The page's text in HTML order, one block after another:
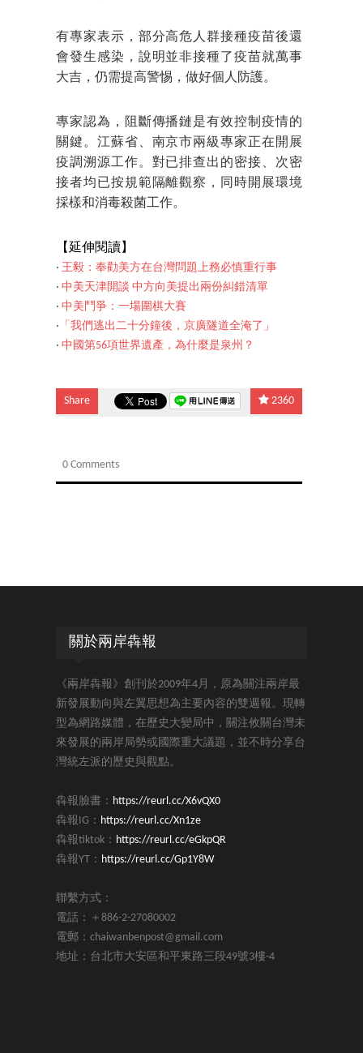
有專家表示，部分高危人群接種疫苗後還
會發生感染，說明並非接種了疫苗就萬事
大吉，仍需提高警惕，做好個人防護。
專家認為，阻斷傳播鏈是有效控制疫情的
關鍵。江蘇省、南京市兩級專家正在開展
疫調溯源工作。對已排查出的密接、次密
接者均已按規範隔離觀察，同時開展環境
採樣和消毒殺菌工作。
【延伸閱讀】
‧ 王毅：奉勸美方在台灣問題上務必慎重行事
‧ 中美天津開談 中方向美提出兩份糾錯清單
‧ 中美鬥爭：一場圍棋大賽
‧ 「我們逃出二十分鐘後，京廣隧道全淹了」
‧ 中國第56項世界遺產，為什麼是泉州？
Share 2360
0 Comments
關於兩岸犇報
《兩岸犇報》創刊於2009年4月，原為關注兩岸最
新發展動向與左翼思想為主要內容的雙週報。現轉
型為網路媒體，在歷史大變局中，關注攸關台灣未
來發展的兩岸局勢或國際重大議題，並不時分享台
灣統左派的歷史與觀點。
犇報臉書： https://reurl.cc/X6vQX0
犇報IG： https://reurl.cc/Xn1ze
犇報tiktok： https://reurl.cc/eGkpQR
犇報YT： https://reurl.cc/Gp1Y8W
聯繫方式：
電話：＋886-2-27080002
電郵：chaiwanbenpost@gmail.com
地址：台北市大安區和平東路三段49號3樓-4